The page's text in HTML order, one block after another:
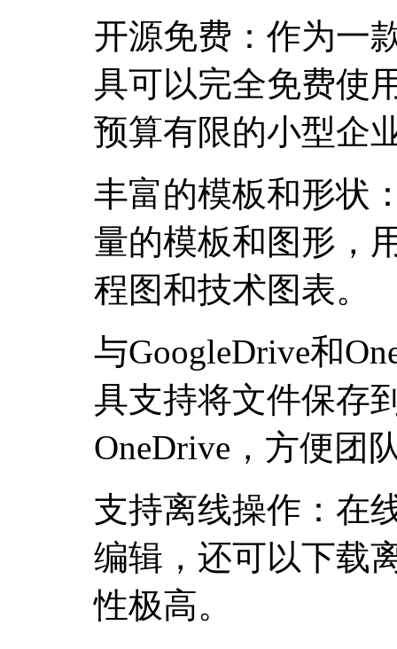
开源免费：作为一
具可以完全免费使
预算有限的小型企
丰富的模板和形状
量的模板和图形，
程图和技术图表。
与GoogleDrive和
具支持将文件保存
OneDrive，方便团
支持离线操作：在
编辑，还可以下载
性极高。